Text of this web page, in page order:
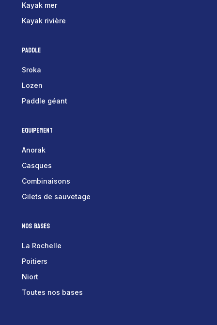
Kayak mer
Kayak rivière
Paddle
Sroka
Lozen
Paddle géant
Equipement
Anorak
Casques
Combinaisons
Gilets de sauvetage
Nos bases
La Rochelle
Poitiers
Niort
Toutes nos bases